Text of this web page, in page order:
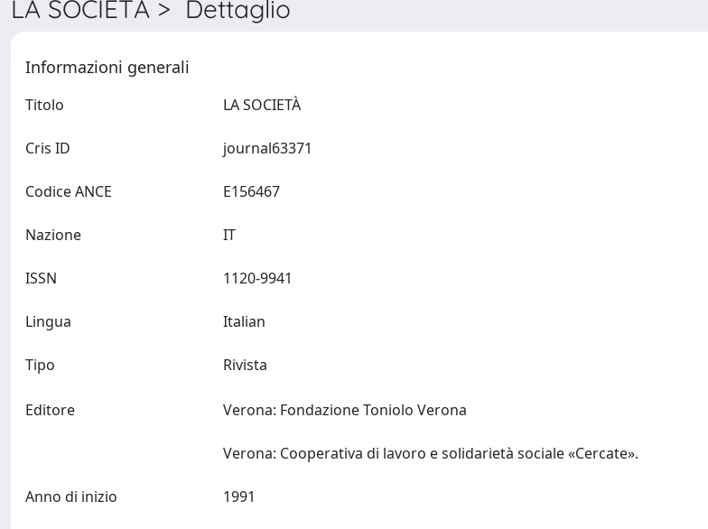
LA SOCIETÀ > Dettaglio
Informazioni generali
Titolo
Cris ID
Codice ANCE
Nazione
ISSN
Lingua
Tipo Rivista
Editore Verona: Fondazione Toniolo Verona
Anno di inizio